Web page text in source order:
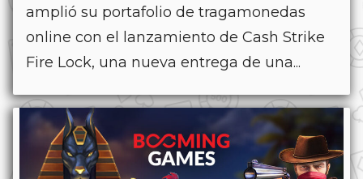
amplió su portafolio de tragamonedas
online con el lanzamiento de Cash Strike
Fire Lock, una nueva entrega de una...